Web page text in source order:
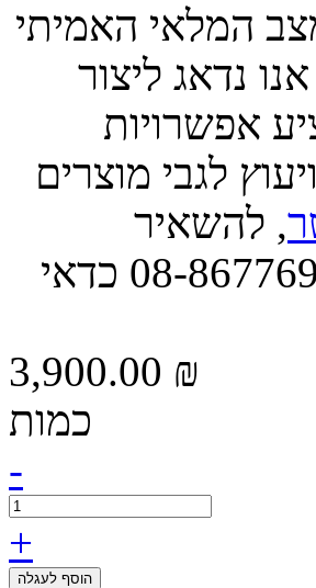
המלאי האמיתי
נדאג ליצור
אפשרויות
לגבי מוצרים
, להשאיר
הודעה, או לפנות אלינו בטל' 08-8677663 או 08-8677697 כדאי
3,900.00 ₪
כמות
-
+
הוסף לעגלה